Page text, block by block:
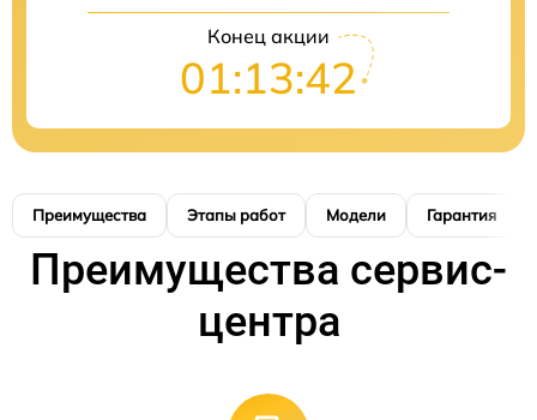
Конец акции
01:13:41
Преимущества Этапы работ Модели Гарантия
Преимущества сервис-
центра